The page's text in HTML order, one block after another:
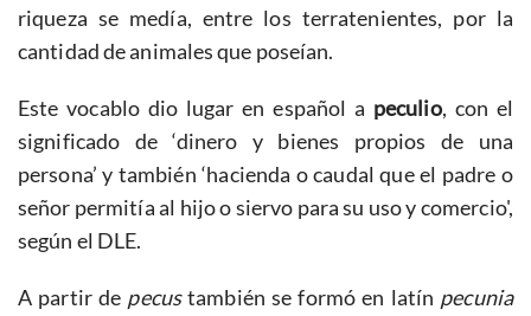
riqueza se medía, entre los terratenientes, por la
cantidad de animales que poseían.
Este vocablo dio lugar en español a peculio, con el
significado de ‘dinero y bienes propios de una
persona’ y también ‘hacienda o caudal que el padre o
señor permitía al hijo o siervo para su uso y comercio',
según el DLE.
A partir de pecustambién se formó en latín pecunia